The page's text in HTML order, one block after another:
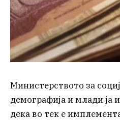
Министерството за
демографија и млади ја
дека во тек е